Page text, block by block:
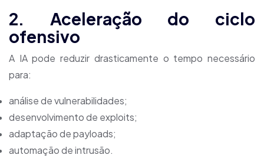
2. Aceleração do ciclo
ofensivo
A IA pode reduzir drasticamente o tempo necessário
para:
análise de vulnerabilidades;
desenvolvimento de exploits;
adaptação de payloads;
automação de intrusão.